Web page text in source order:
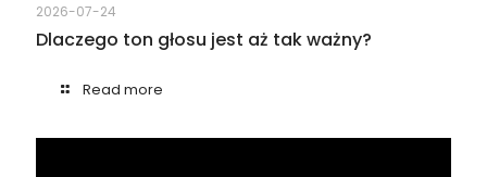
2026-07-24
Dlaczego ton głosu jest aż tak ważny?
Read more